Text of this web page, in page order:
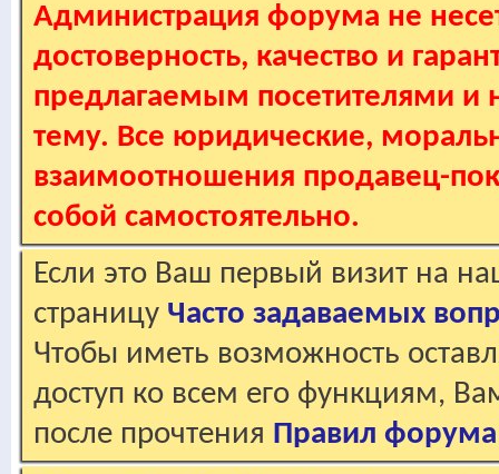
Администрация форума не
достоверность, качество и
предлагаемым посетителями и
тему. Все юридические,
взаимоотношения продавец-
собой самостоятельно.
Если это Ваш первый визит на
страницу Часто задаваемых
Чтобы иметь возможность
доступ ко всем его функциям,
после прочтения Правил форума